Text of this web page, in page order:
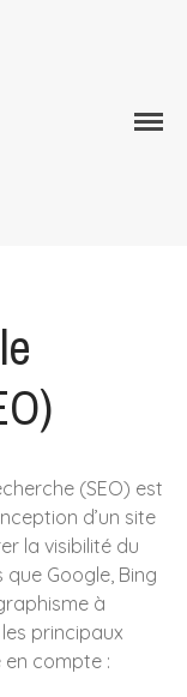
2024 –
(SEO) est
d’un site
la visibilité du
Google, Bing
à
principaux
compte :